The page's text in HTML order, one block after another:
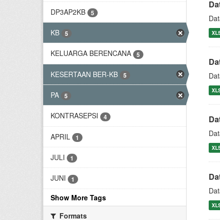
DP3AP2KB 5
KB 5
KELUARGA BERENCANA 5
KESERTAAN BER-KB 5
PA 5
KONTRASEPSI 4
APRIL 1
JULI 1
JUNI 1
Show More Tags
Formats